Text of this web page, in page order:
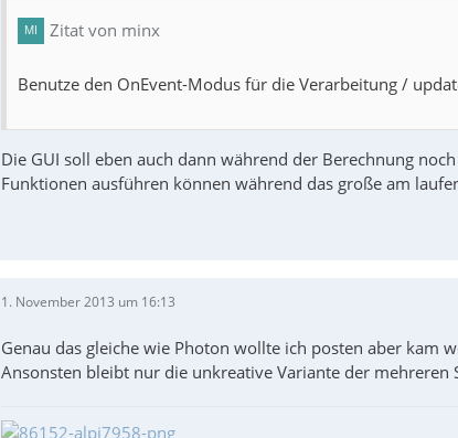
Zitat von minx
Benutze den OnEvent-Modus für die Verarbeitung /
Die GUI soll eben auch dann während der Berechnung
Funktionen ausführen können während das große am
1. November 2013 um 16:13
Genau das gleiche wie Photon wollte ich posten aber kam
Ansonsten bleibt nur die unkreative Variante der